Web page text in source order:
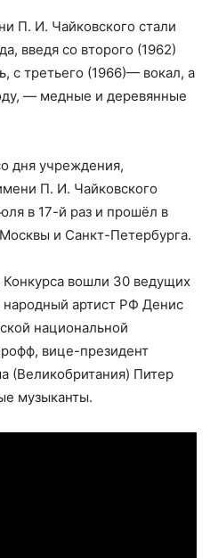
П. И. Чайковского стали
введя со второго (1962)
с третьего (1966)— вокал, а
— медные и деревянные
дня учреждения,
П. И. Чайковского
в 17-й раз и прошёл в
и Санкт-Петербурга.
вошли 30 ведущих
народный артист РФ Денис
национальной
вице-президент
(Великобритания) Питер
музыканты.